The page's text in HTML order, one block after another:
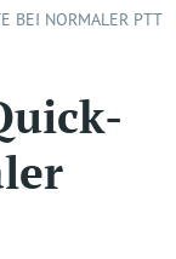
BEI NORMALER PTT